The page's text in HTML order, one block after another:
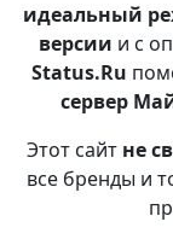
идеальный
версии и с
Status.Ru
сервер
Этот сайт не
все бренды и